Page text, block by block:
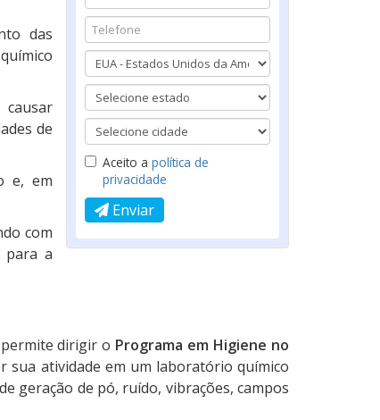
Aceito a política de
privacidade
Enviar
das
de
e, em
com
para a
dirigir o Programa em Higiene no
sua atividade em um laboratório químico
geração de pó, ruído, vibrações, campos